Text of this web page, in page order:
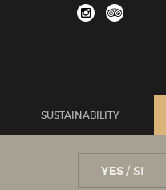
SUSTAINABILITY
YES / SI